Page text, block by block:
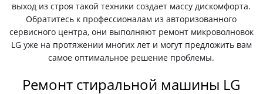
выход из строя такой техники создает массу дискомфорта.
Обратитесь к профессионалам из авторизованного
сервисного центра, они выполняют ремонт микроволновок
LG уже на протяжении многих лет и могут предложить вам
самое оптимальное решение проблемы.
Ремонт стиральной машины LG